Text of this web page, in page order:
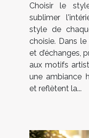
Choisir le
sublimer
style de
choisie. Dans
et d’échanges,
aux motifs
une ambiance
et reflètent la...